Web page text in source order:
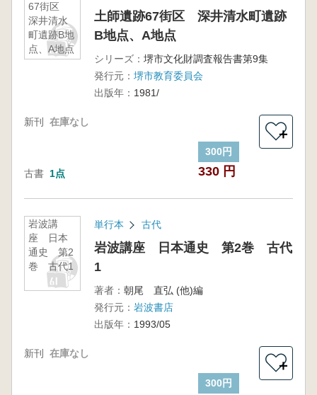
67街区
深井清水
町遺跡B地
点、A地点
土師遺跡67街区 深井清水町遺跡
B地点、A地点
シリーズ： 堺市文化財調査報告書第9集
発行元： 堺市教育委員会
出版年： 1981/
新刊 在庫なし
古書 1点
300円
330 円
＋
岩波講
座 日本
通史 第2
巻 古代1
単行本 古代
岩波講座 日本通史 第2巻 古代
1
著者： 朝尾 直弘 (他)編
発行元： 岩波書店
出版年： 1993/05
新刊 在庫なし
300円
＋